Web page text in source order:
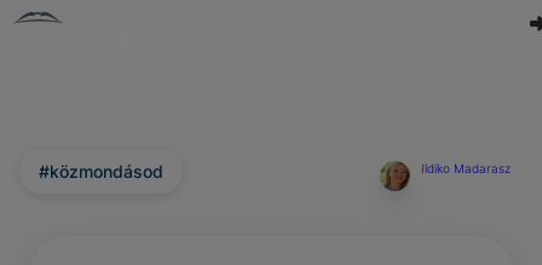
#közmondásod Ildiko Madarasz